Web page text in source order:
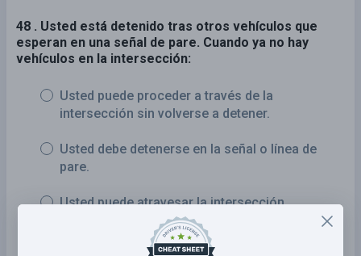
48 . Usted está detenido tras otros vehículos que
esperan en una señal de pare. Cuando ya no hay
vehículos en la intersección:
Usted puede proceder a través de la
intersección sin volverse a detener.
Usted debe detenerse en la señal o línea de
pare.
Usted puede atravesar la intersección
lentamente sin detenerse si no hay más